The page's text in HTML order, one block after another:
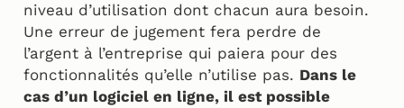
niveau d’utilisation dont chacun aura besoin.
Une erreur de jugement fera perdre de
l’argent à l’entreprise qui paiera pour des
fonctionnalités qu’elle n’utilise pas. Dans le
cas d’un logiciel en ligne, il est possible